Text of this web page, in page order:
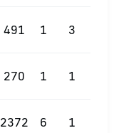
491 1 3
270 1 1
2372 6 1